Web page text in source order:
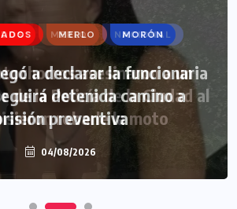
MERLO MORÓN
a declarar la funcionaria
detenida camino a
preventiva
04/08/2026